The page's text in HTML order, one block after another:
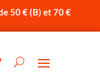
50 € (B) et 70 €